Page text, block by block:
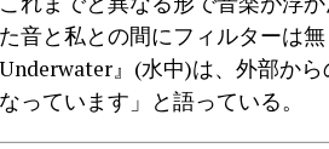
音と私との間にフィルターは
』(水中)は、外部か
っています」と語っている。